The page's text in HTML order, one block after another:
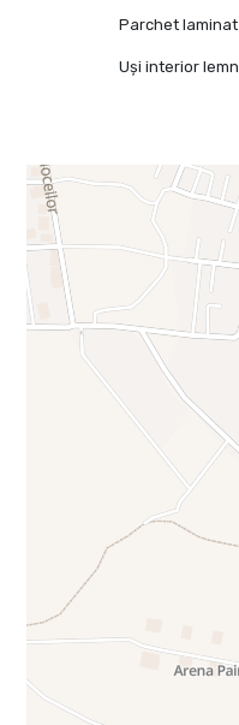
Parchet laminat
Uși interior lemn